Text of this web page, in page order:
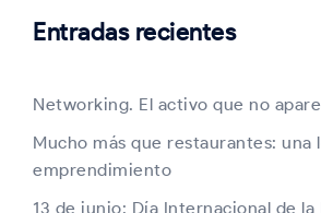
Entradas recientes
Networking. El activo que no
Mucho más que restaurantes: una
emprendimiento
13 de junio: Día Internacional de la